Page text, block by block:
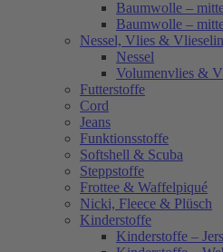
Baumwolle –
Baumwolle –
Nessel, Vlies &
Nessel
Volumenvlies &
Futterstoffe
Cord
Jeans
Funktionsstoffe
Softshell & Scuba
Steppstoffe
Frottee & Waffelpiqué
Nicki, Fleece & Plüsch
Kinderstoffe
Kinderstoffe –